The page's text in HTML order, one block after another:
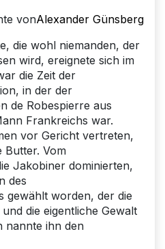
vonAlexander Günsberg
die wohl niemanden, der
wird, ereignete sich im
die Zeit der
in der der
de Robespierre aus
Frankreichs war.
vor Gericht vertreten,
Vom
Jakobiner dominierten,
des
gewählt worden, der die
die eigentliche Gewalt
nannte ihn den